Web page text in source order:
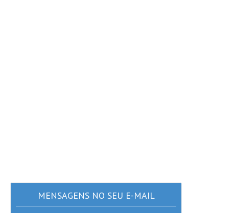
MENSAGENS NO SEU E-MAIL